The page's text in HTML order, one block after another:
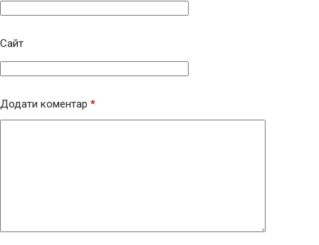
Сайт
Додати коментар *